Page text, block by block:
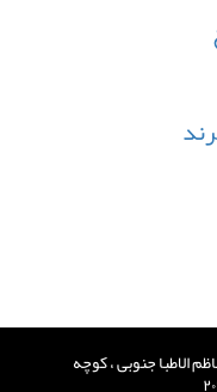
الاطبا جنوبی ، کوچه